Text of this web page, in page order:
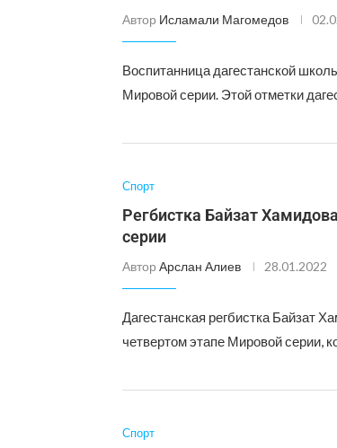
Автор Исламали Магомедов
Воспитанница дагестанской
Мировой серии. Этой отметки
Спорт
Регбистка Байзат
серии
Автор Арслан Алиев 28.01.2022
Дагестанская регбистка Байзат
четвертом этапе Мировой серии,
Спорт